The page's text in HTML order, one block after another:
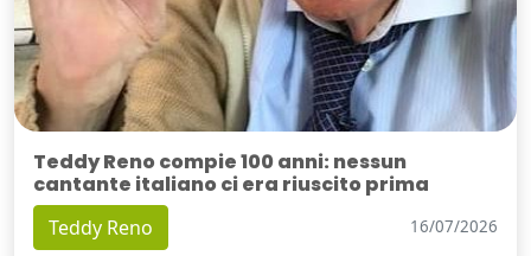
Teddy Reno compie 100 anni: nessun
cantante italiano ci era riuscito prima
Teddy Reno 16/07/2026